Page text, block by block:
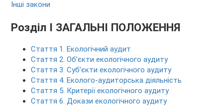
Інші закони
Розділ I ЗАГАЛЬНІ ПОЛОЖЕННЯ
Стаття 1. Екологічний аудит
Стаття 2. Об’єкти екологічного аудиту
Стаття 3. Суб’єкти екологічного аудиту
Стаття 4. Еколого-аудиторська діяльність
Стаття 5. Критерії екологічного аудиту
Стаття 6. Докази екологічного аудиту